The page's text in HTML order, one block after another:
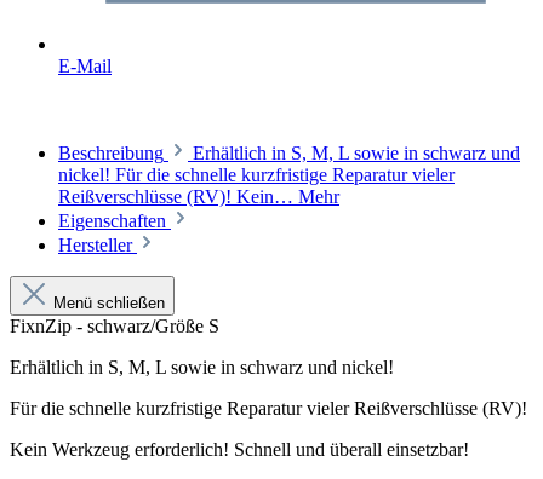
E-Mail
Beschreibung
Erhältlich in S, M, L sowie in schwarz und
nickel! Für die schnelle kurzfristige Reparatur vieler
Reißverschlüsse (RV)! Kein… Mehr
Eigenschaften
Hersteller
Menü schließen
FixnZip - schwarz/Größe S
Erhältlich in S, M, L sowie in schwarz und nickel!
Für die schnelle kurzfristige Reparatur vieler Reißverschlüsse (RV)!
Kein Werkzeug erforderlich! Schnell und überall einsetzbar!